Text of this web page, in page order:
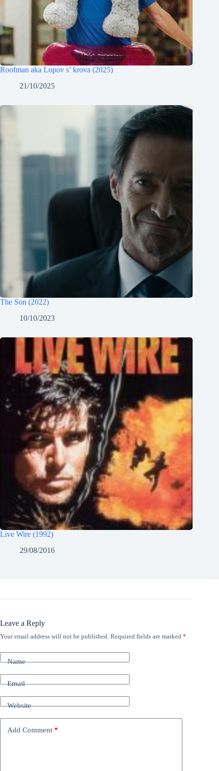
Roofman aka Lopov s’ krova (2025)
21/10/2025
The Son (2022)
10/10/2023
Live Wire (1992)
29/08/2016
Leave a Reply
Your email address will not be published. Required fields are marked *
Name
Email
Website
Add Comment *